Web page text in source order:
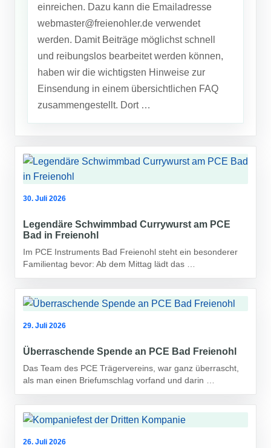
einreichen. Dazu kann die Emailadresse
webmaster@freienohler.de verwendet
werden. Damit Beiträge möglichst schnell
und reibungslos bearbeitet werden können,
haben wir die wichtigsten Hinweise zur
Einsendung in einem übersichtlichen FAQ
zusammengestellt. Dort …
30. Juli 2026
Legendäre Schwimmbad Currywurst am PCE
Bad in Freienohl
Im PCE Instruments Bad Freienohl steht ein besonderer
Familientag bevor: Ab dem Mittag lädt das …
29. Juli 2026
Überraschende Spende an PCE Bad Freienohl
Das Team des PCE Trägervereins, war ganz überrascht,
als man einen Briefumschlag vorfand und darin …
26. Juli 2026